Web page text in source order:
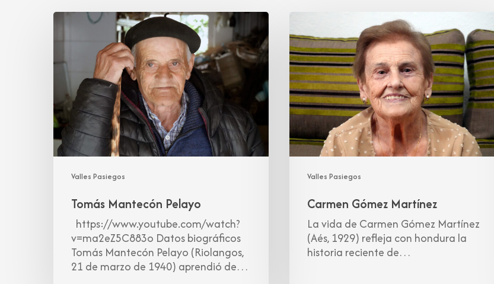
Valles Pasiegos
Tomás
Tomás Mantecón Pelayo
https://www.youtube.com/watch?
v=ma2eZ5C883o Datos biográficos
Tomás Mantecón Pelayo (Riolangos,
21 de marzo de 1940) aprendió de…
Valles Pasiegos
Carmen
Gómez
Martínez
Carmen Gómez Martínez
La vida de Carmen Gómez Martínez
(Aés, 1929) refleja con hondura la
historia reciente de…